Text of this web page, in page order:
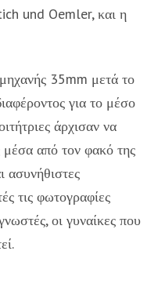
und Oemler, και η
35mm μετά το
για το μέσο
άρχισαν να
μέσα από τον φακό της
ασυνήθιστες
τις φωτογραφίες
οι γυναίκες που